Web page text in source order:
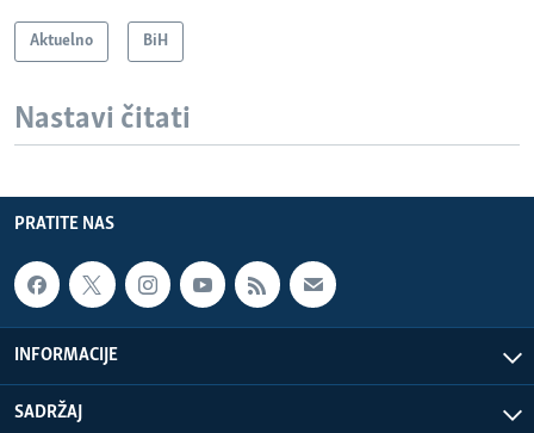
Aktuelno BiH
Nastavi čitati
PRATITE NAS
INFORMACIJE
SADRŽAJ